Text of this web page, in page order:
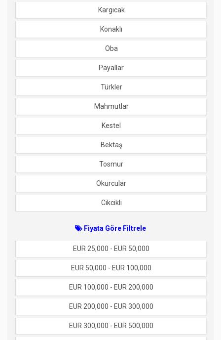
Kargıcak
Konaklı
Oba
Payallar
Türkler
Mahmutlar
Kestel
Bektaş
Tosmur
Okurcular
Cikcikli
Fiyata Göre Filtrele
EUR 25,000 - EUR 50,000
EUR 50,000 - EUR 100,000
EUR 100,000 - EUR 200,000
EUR 200,000 - EUR 300,000
EUR 300,000 - EUR 500,000